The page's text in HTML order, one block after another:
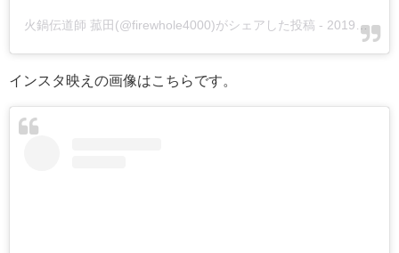
火鍋伝道師 菰田(@firewhole4000)がシェアした投稿 - 2019年 4月月21日午前3時34分PDT
インスタ映えの画像はこちらです。